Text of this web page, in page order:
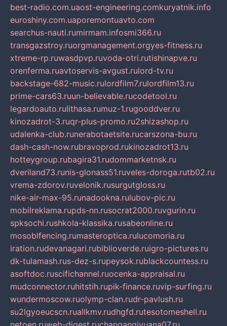
best-radio.com.uaost-engineering.comkuryatnik.info
euroshiny.com.uaporemontuavto.com
searchus-nauti.rumirmam.infosmi366.ru
transgazstroy.ruorgmanagement.orgyes-fitness.ru
xtreme-rp.ruwasdpvp.ruvoda-otri.rutishinapve.ru
orenferma.ruavtoservis-avgust.rulord-tv.ru
backstage-682-music.rulordfilm7.rulordfilm13.ru
prime-cars63.ruun-believable.rucodetool.ru
legardoauto.rulithasa.rumuz-1.rugooddver.ru
kinozadrot-3.ruqr-plus-promo.ru2shizashop.ru
udalenka-club.runerabotaetsite.rucarszona-bu.ru
dash-cash-now.rubravoprod.rukinozadrot13.ru
hotteygroup.rubagira31.rudommarketnsk.ru
dveriland73.runis-glonass51.ruveles-doroga.rutb02.ru
vrema-zdorov.ruvelonik.rusurgutgloss.ru
nike-air-max-95.runadookna.rulubov-pic.ru
mobilreklama.rupds-nn.rusocrat2000.ruvgurin.ru
spksochi.rushkola-klassika.rusabeonline.ru
mosoblfencing.rumasteroptica.rulucomoria.ru
iration.rudevanagari.rubiblioverde.ruigro-pictures.ru
dk-tulamash.rus-dez-s.rupeysok.rublackcountess.ru
asoftdoc.ruscifichannel.ruocenka-appraisal.ru
mudconnector.ruhitstih.rupik-finance.ruvip-surfing.ru
wundermoscow.ruolymp-clan.rudr-pavlush.ru
su2lgyoeucscn.ruallkmv.rudhgfd.rutesotomeshell.ru